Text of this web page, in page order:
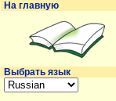
На главную
Выбрать язык